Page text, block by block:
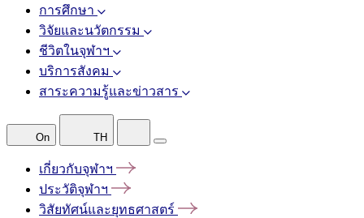
การศึกษา
วิจัยและนวัตกรรม
ชีวิตในจุฬาฯ
บริการสังคม
สาระความรู้และข่าวสาร
On TH
เกี่ยวกับจุฬาฯ
ประวัติจุฬาฯ
วิสัยทัศน์และยุทธศาสตร์